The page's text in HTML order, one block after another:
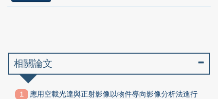
相關論文
應用空載光達與正射影像以物件導向影像分析法進行